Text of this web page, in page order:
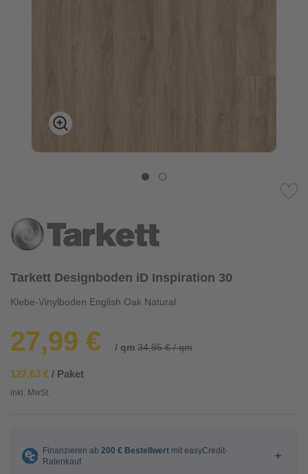
Tarkett Designboden iD Inspiration 30
Klebe-Vinylboden English Oak Natural
27,99 € / qm 34,95 € / qm
127,63 € / Paket
inkl. MwSt.